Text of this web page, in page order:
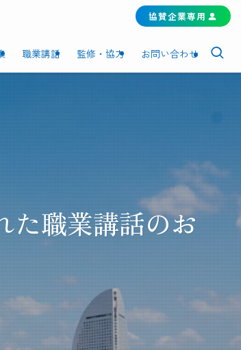
職業講話 監修・協力 お問い合わせ
協賛企業専用
た職業講話のお